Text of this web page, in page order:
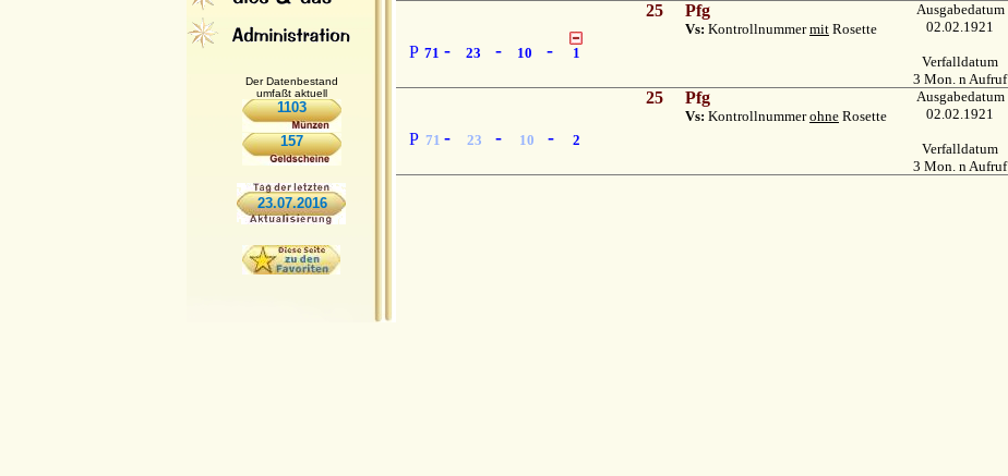
Der Datenbestand
umfaßt aktuell
1103
157
23.07.2016
P 71 - 23 - 10 - 1
25 Pfg
Vs: Kontrollnummermit Rosette
Ausgabedatum
02.02.1921
Verfalldatum
3 Mon. n Aufruf
P 71 - 23 - 10 - 2
25 Pfg
Vs: Kontrollnummerohne Rosette
Ausgabedatum
02.02.1921
Verfalldatum
3 Mon. n Aufruf